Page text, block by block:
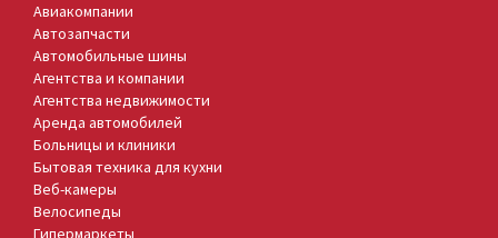
Авиакомпании
Автозапчасти
Автомобильные шины
Агентства и компании
Агентства недвижимости
Аренда автомобилей
Больницы и клиники
Бытовая техника для кухни
Веб-камеры
Велосипеды